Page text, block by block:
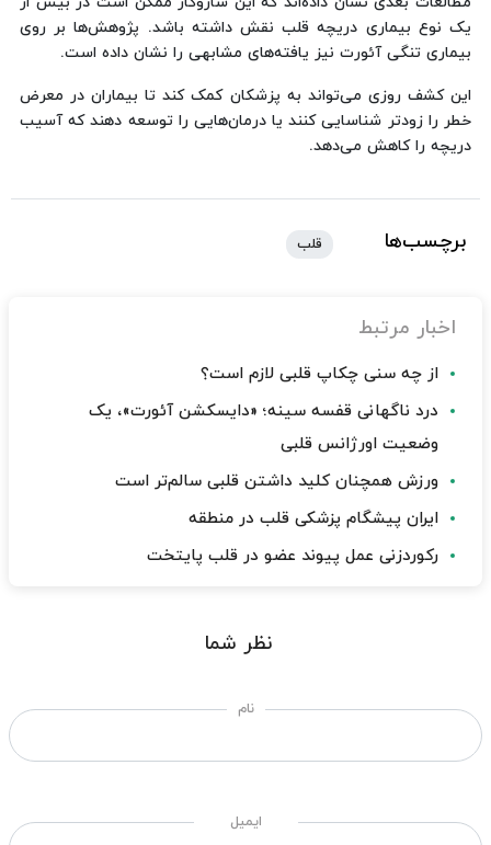
یک نوع بیماری دریچه قلب نقش داشته باشد. پژوهش‌ها بر روی
بیماری تنگی آئورت نیز یافته‌های مشابهی را نشان داده است.
این کشف روزی می‌تواند به پزشکان کمک کند تا بیماران در معرض
خطر را زودتر شناسایی کنند یا درمان‌هایی را توسعه دهند که آسیب
دریچه را کاهش می‌دهد.
برچسب‌ها قلب
اخبار مرتبط
از چه سنی چکاپ قلبی لازم است؟
درد ناگهانی قفسه سینه؛ «دایسکشن آئورت»، یک
وضعیت اورژانس قلبی
ورزش همچنان کلید داشتن قلبی سالم‌تر است
ایران پیشگام پزشکی قلب در منطقه
رکوردزنی عمل پیوند عضو در قلب پایتخت
نظر شما
نام
ایمیل